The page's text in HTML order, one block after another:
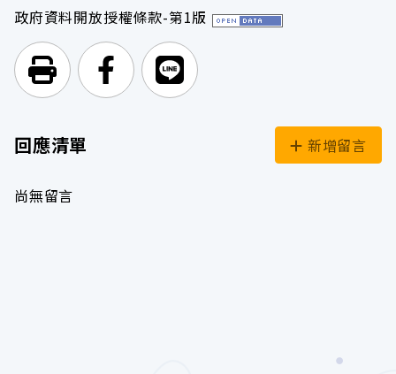
政府資料開放授權條款-第1版
列印頁面前往Facebook
前往Line
回應清單 新增留言
尚無留言